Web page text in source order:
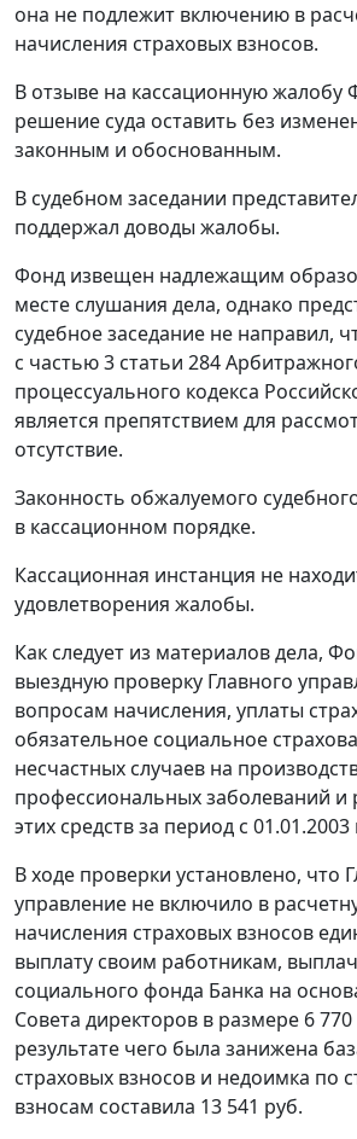
она не подлежит включению в
начисления страховых взносов.
В отзыве на кассационную жалобу
решение суда оставить без
законным и обоснованным.
В судебном заседании
поддержал доводы жалобы.
Фонд извещен надлежащим
месте слушания дела, однако
судебное заседание не направил,
с частью 3 статьи 284
процессуального кодекса
является препятствием для
отсутствие.
Законность обжалуемого
в кассационном порядке.
Кассационная инстанция не
удовлетворения жалобы.
Как следует из материалов дела,
выездную проверку Главного
вопросам начисления, уплаты
обязательное социальное
несчастных случаев на
профессиональных заболеваний и
этих средств за период с
В ходе проверки установлено, что
управление не включило в
начисления страховых взносов
выплату своим работникам,
социального фонда Банка на
Совета директоров в размере 6 770
результате чего была занижена
страховых взносов и недоимка по
взносам составила 13 541 руб.